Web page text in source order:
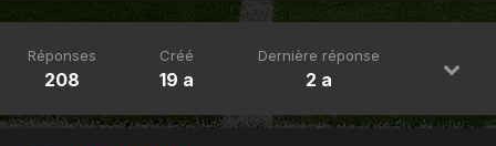
Réponses
208
Créé
19 a
Dernière réponse
2 a